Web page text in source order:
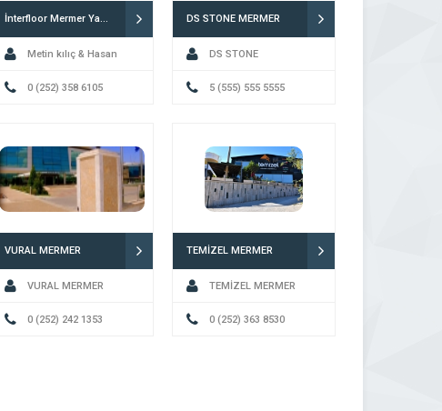
İnterfloor Mermer Yapı Ve Dekorasyon
Metin kılıç & Hasan
Öztürk0 (252) 358 6105
DS STONE MERMER
DS STONE
5 (555) 555 5555
VURAL MERMER
VURAL MERMER
0 (252) 242 1353
TEMİZEL MERMER
TEMİZEL MERMER
0 (252) 363 8530